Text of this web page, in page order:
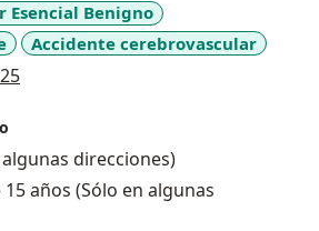
Esencial Benigno
Accidente cerebrovascular
a11y_sr_more_diseases
direcciones)
años (Sólo en algunas